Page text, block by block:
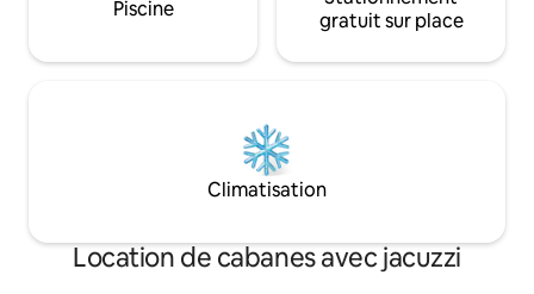
Piscine
gratuit sur place
Climatisation
Location de cabanes avec jacuzzi